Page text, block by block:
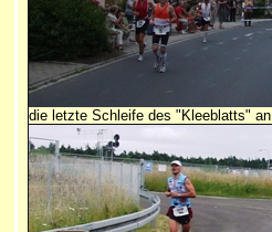
die letzte Schleife des "Kleeblatts" an